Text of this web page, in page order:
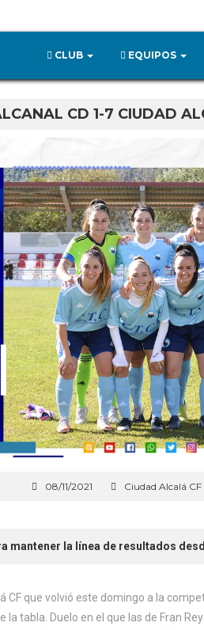
CLUB EQUIPOS
CD 1-7 CIUDAD
08/11/2021 Ciudad Alcalá CF
mantener la línea de resultados
CF que volvió este domingo a la
tabla. Duelo en el que las de Fran